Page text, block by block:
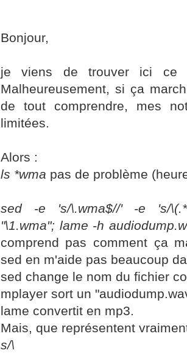
Bonjour,
je viens de trouver ici ce
Malheureusement, si ça
de tout comprendre, mes
limitées.
Alors :
ls *wma pas de problème
sed -e 's/\.wma$//' -e 's/
"\1.wma"; lame -h
comprend pas comment ça
sed en m'aide pas beaucoup
sed change le nom du fichier
mplayer sort un
lame convertit en mp3.
Mais, que représentent
s/\